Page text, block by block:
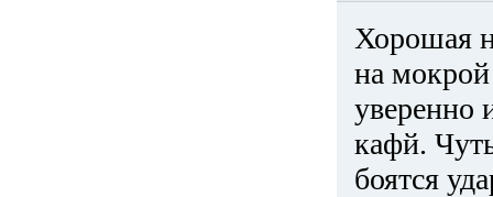
Хорошая
на
уверенно
кафй.
боятся